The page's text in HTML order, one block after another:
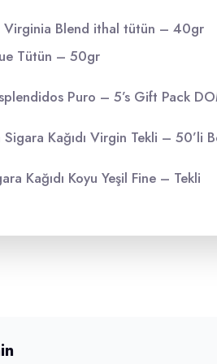
Virginia Blend ithal tütün – 40gr
Tütün – 50gr
Puro – 5’s Gift Pack
Sigara Kağıdı Virgin Tekli – 50’li
Kağıdı Koyu Yeşil Fine – Tekli